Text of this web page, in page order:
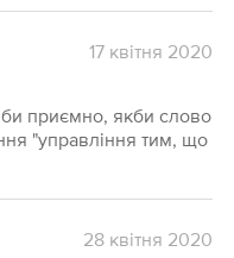
17 квітня 2020
приємно, якби слово
"управління тим, що
28 квітня 2020